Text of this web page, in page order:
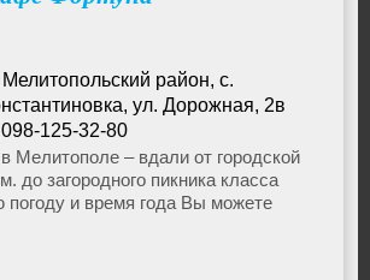
Мелитопольский район, с.
ул. Дорожная, 2в
098-125-32-80
marucya06@mail.ru
Мелитополе – вдали от городской
до загородного пикника класса
и время года Вы можете